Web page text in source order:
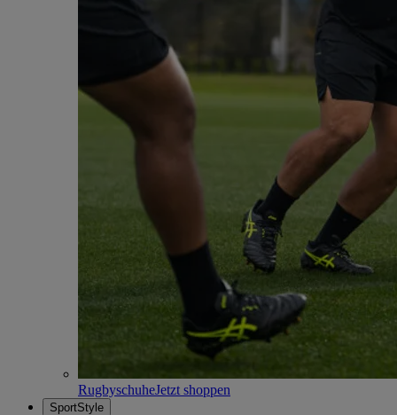
RugbyschuheJetzt shoppen
SportStyle